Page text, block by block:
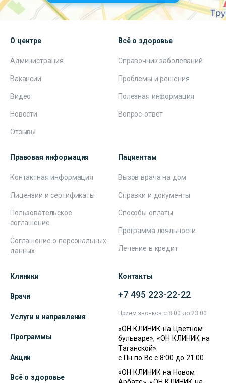
О центре
Администрация
Вакансии
Видео
Новости
Отзывы
Всё о здоровье
Справочник заболеваний
Проблемы и решения
Полезная информация
Вопрос-ответ
Правовая информация
Контактная информация
Лицензии и сертификаты
Пользовательское
соглашение
Соглашение о персональных
данных
Пациентам
Вызов врача на дом
Справки и документы
Способы оплаты
Программа лояльности
Лечение в кредит
Клиники
Врачи
Услуги и направления
Программы
Акции
Всё о здоровье
Контакты
+7 495 223-22-22
Прием звонков с 8:00 до 23:00
«ОН КЛИНИК на Цветном
бульваре», «ОН КЛИНИК на
Таганской»
с Пн по Вс с 8:00 до 21:00
«ОН КЛИНИК на Новом